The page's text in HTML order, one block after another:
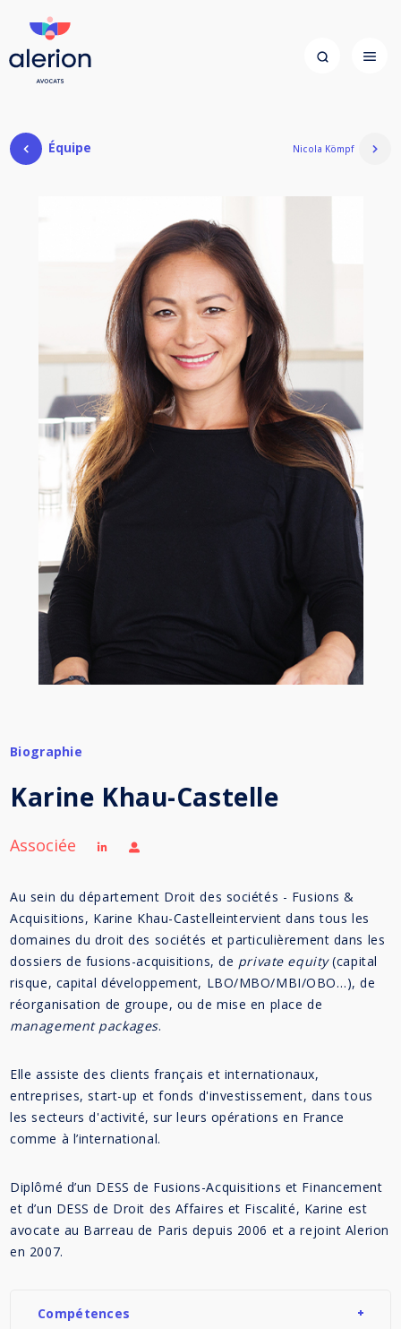
Équipe Nicola Kömpf
Biographie
Karine Khau-Castelle
Associée
Au sein du département Droit des sociétés - Fusions &
Acquisitions, Karine Khau-Castelleintervient dans tous les
domaines du droit des sociétés et particulièrement dans les
dossiers de fusions-acquisitions, de private equity(capital
risque, capital développement, LBO/MBO/MBI/OBO…), de
réorganisation de groupe, ou de mise en place de
management packages.
Elle assiste des clients français et internationaux,
entreprises, start-up et fonds d'investissement, dans tous
les secteurs d'activité, sur leurs opérations en France
comme à l’international.
Diplômé d’un DESS de Fusions-Acquisitions et Financement
et d’un DESS de Droit des Affaires et Fiscalité, Karine est
avocate au Barreau de Paris depuis 2006 et a rejoint Alerion
en 2007.
Compétences